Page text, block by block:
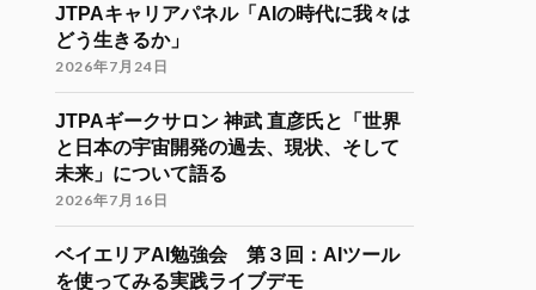
12月7日（土）22:30-24:30（日本時
間）
参加登録
https://forms.gle/kzrJ5k62eHNSAJM29
（登録された方にZoomリンクをお送り
します）
イベント詳細
https://gakuiryugaku.net/seminar/5450
JTPAキャリアパネル「AIの時代に我々は
どう生きるか」
2026年7月24日
JTPAギークサロン 神武 直彦氏と「世界
と日本の宇宙開発の過去、現状、そして
未来」について語る
2026年7月16日
ベイエリアAI勉強会 第３回：AIツール
を使ってみる実践ライブデモ